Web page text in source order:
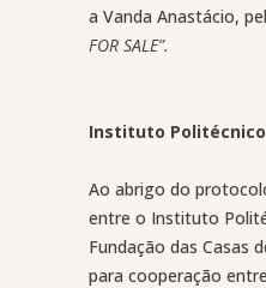
a Vanda Anastácio,
FOR SALE”.
Instituto
Ao abrigo do
entre o Instituto
Fundação das Casas
para cooperação